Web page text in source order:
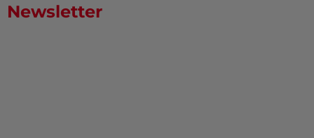
Newsletter